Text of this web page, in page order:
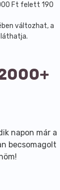
Ft felett 190
változhat, a
napon már a
becsomagolt